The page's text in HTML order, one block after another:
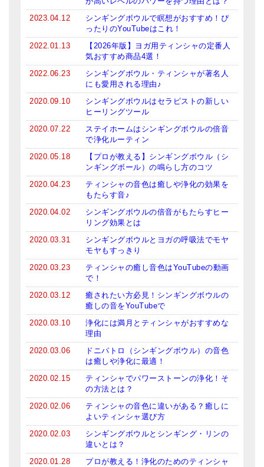
2023.04.12
シンギングボウルで瞑想がおすすめ！ぴ
ったりのYouTubeはこれ！
2022.01.13
【2026年版】ヨガ用ティンシャの定番人
気おすすめ商品4選！
2022.06.23
シンギングボウル・ティンシャが著名人
にも愛用される理由♪
2020.09.10
シンギングボウルはセラピストの新しい
ヒーリングツール
2020.07.22
ステイホームはシンギングボウルの倍音
で浄化ルーティン
2020.05.18
【プロが教える】シンギングボウル（シ
ンギングボール）の鳴らし方のコツ
2020.04.23
ティンシャの音色は癒しや浄化の効果を
もたらす音♪
2020.04.02
シンギングボウルの倍音がもたらすヒー
リング効果とは
2020.03.31
シンギングボウルとヨガの呼吸法でモヤ
モヤもすっきり
2020.03.23
ティンシャの癒し音色はYouTubeの動画
で！
2020.03.12
癒されたい方必見！シンギングボウルの
癒しの音をYouTubeで
2020.03.10
浄化には満月とティンシャがおすすめな
理由
2020.03.06
ドニパトロ（シンギングボウル）の音色
は癒しや浄化に最適！
2020.02.15
ティンシャでパワーストーンの浄化！そ
の方法とは？
2020.02.06
ティンシャの音色に違いがある？癒しに
よいティンシャ選び方
2020.02.03
シンギングボウルとシンギング・リンの
違いとは？
2020.01.28
プロが教える！浄化のためのティンシャ